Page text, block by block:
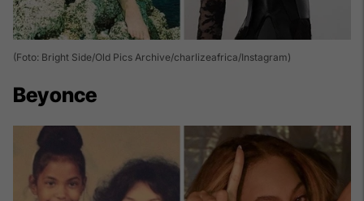
(Foto: Bright Side/Old Pics Archive/charlizeafrica/Instagram)
Beyonce